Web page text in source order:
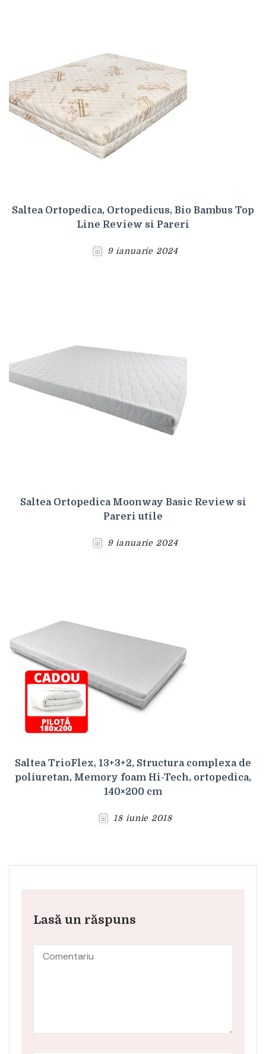
Saltea Ortopedica, Ortopedicus, Bio Bambus Top
Line Review si Pareri
9 ianuarie 2024
Saltea Ortopedica Moonway Basic Review si
Pareri utile
9 ianuarie 2024
Saltea TrioFlex, 13+3+2, Structura complexa de
poliuretan, Memory foam Hi-Tech, ortopedica,
140×200 cm
18 iunie 2018
Lasă un răspuns